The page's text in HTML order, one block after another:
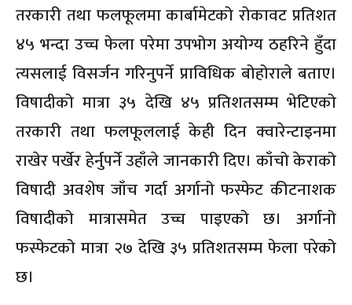
तरकारी तथा फलफूलमा कार्बामेटको रोकावट प्रतिशत
४५ भन्दा उच्च फेला परेमा उपभोग अयोग्य ठहरिने हुँदा
त्यसलाई विसर्जन गरिनुपर्ने प्राविधिक बोहोराले बताए।
विषादीको मात्रा ३५ देखि ४५ प्रतिशतसम्म भेटिएको
तरकारी तथा फलफूललाई केही दिन क्वारेन्टाइनमा
राखेर पर्खेर हेर्नुपर्ने उहाँले जानकारी दिए। काँचो केराको
विषादी अवशेष जाँच गर्दा अर्गानो फस्फेट कीटनाशक
विषादीको मात्रासमेत उच्च पाइएको छ। अर्गानो
फस्फेटको मात्रा २७ देखि ३५ प्रतिशतसम्म फेला परेको
छ।